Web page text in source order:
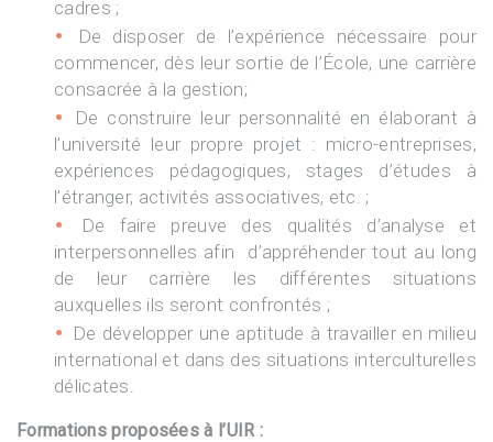
cadres ;
De disposer de l’expérience nécessaire pour
commencer, dès leur sortie de l’École, une carrière
consacrée à la gestion;
De construire leur personnalité en élaborant à
l’université leur propre projet : micro-entreprises,
expériences pédagogiques, stages d’études à
l’étranger, activités associatives, etc. ;
De faire preuve des qualités d’analyse et
interpersonnelles afin d’appréhender tout au long
de leur carrière les différentes situations
auxquelles ils seront confrontés ;
De développer une aptitude à travailler en milieu
international et dans des situations interculturelles
délicates.
Formations proposées à l’UIR :